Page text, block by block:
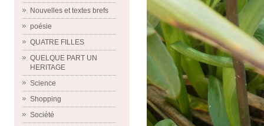
Nouvelles et textes brefs
poésie
QUATRE FILLES
QUELQUE PART UN
HERITAGE
Science
Shopping
Société